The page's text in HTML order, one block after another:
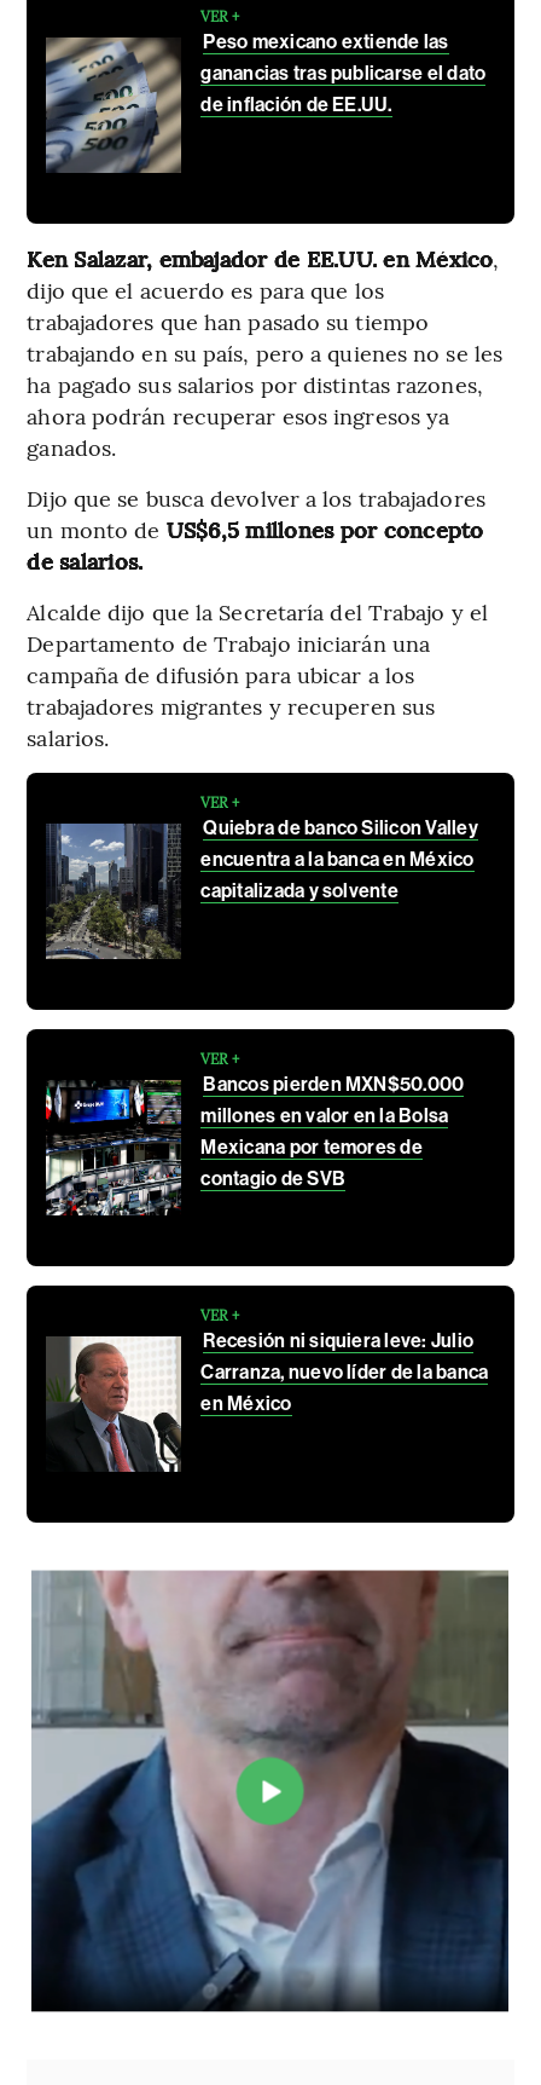
VER +
Peso mexicano extiende las
ganancias tras publicarse el dato
de inflación de EE.UU.
Ken Salazar, embajador de EE.UU. en México,
dijo que el acuerdo es para que los
trabajadores que han pasado su tiempo
trabajando en su país, pero a quienes no se les
ha pagado sus salarios por distintas razones,
ahora podrán recuperar esos ingresos ya
ganados.
Dijo que se busca devolver a los trabajadores
un monto de US$6,5 millones por concepto
de salarios.
Alcalde dijo que la Secretaría del Trabajo y el
Departamento de Trabajo iniciarán una
campaña de difusión para ubicar a los
trabajadores migrantes y recuperen sus
salarios.
VER +
Quiebra de banco Silicon Valley
encuentra a la banca en México
capitalizada y solvente
VER +
Bancos pierden MXN$50.000
millones en valor en la Bolsa
Mexicana por temores de
contagio de SVB
VER +
Recesión ni siquiera leve: Julio
Carranza, nuevo líder de la banca
en México